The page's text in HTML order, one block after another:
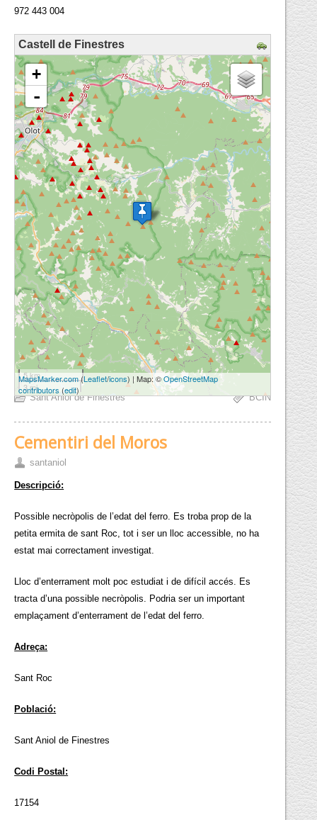
972 443 004
Castell de Finestres
loading map - please wait...
+
-
5 km
3 mi
MapsMarker.com(Leaflet/icons) | Map: ©OpenStreetMap
contributors (edit)
Sant Aniol de Finestres BCIN
Cementiri del Moros
santaniol
Descripció:
Possible necròpolis de l’edat del ferro. Es troba prop de la
petita ermita de sant Roc, tot i ser un lloc accessible, no ha
estat mai correctament investigat.
Lloc d’enterrament molt poc estudiat i de difícil accés. Es
tracta d’una possible necròpolis. Podria ser un important
emplaçament d’enterrament de l’edat del ferro.
Adreça:
Sant Roc
Població:
Sant Aniol de Finestres
Codi Postal:
17154